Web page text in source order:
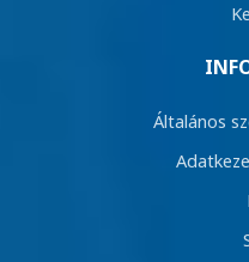
Általános